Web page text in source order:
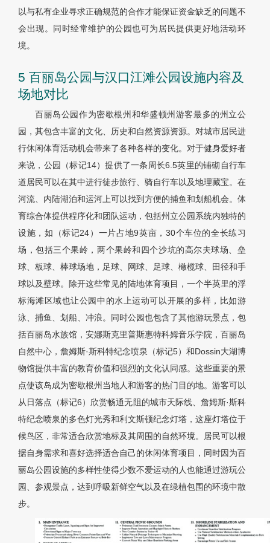
以与私有企业寻求正确规范的合作才能保证资金缺乏的问题不
会出现。同时经常维护的公园也可为居民提供更好地活动环
境。
5 百丽岛公园与汉口江滩公园设施内容及
场地对比
百丽岛公园作为密歇根州和华盛顿州游客最多的州立公
园，其包含丰富的文化、历史和自然资源资源。对城市居民进
行休闲体育活动机会带来了各种各样的变化。对于健身爱好者
来说，公园（标记14）提供了一条周长6.5英里的铺砌自行车
道居民可以在其中进行徒步旅行、骑自行车以及地理藏宝。在
河流、内陆湖泊和运河上可以找到方便的捕鱼和划船机会。体
育综合体提供程序化和团队运动，包括州立公园系统内独特的
设施，如（标记24）一片占地9英亩，30个车位的全长练习
场，包括三个果岭，两个果岭和四个沙坑的高尔夫球场、垒
球、板球、棒球场地，足球、网球、足球、橄榄球、田径和手
球以及壁球。除开这些常见的陆地体育项目，一个半英里的浮
标海滩区域也让公园中的水上运动可以开展的多样，比如游
泳、捕鱼、划船、冲浪。同时公园也包含了其他游玩景点，包
括百丽岛水族馆，安娜斯克里普斯惠特科姆音乐学院，百丽岛
自然中心，詹姆斯·斯科特纪念喷泉（标记5）和Dossin大湖博
物馆提供丰富的教育价值和强烈的文化认同感。这些重要的景
点使该岛成为密歇根州当地人和游客的热门目的地。游客可以
从日落点（标记6）欣赏畅通无阻的城市天际线、詹姆斯·斯科
特纪念喷泉的多色灯光秀和利文斯顿纪念灯塔，这座灯塔位于
候鸟区，非常适合欣赏地标及其周围的自然环境。居民可以根
据自身需求和喜好选择适合自己的休闲体育项目，同时因为百
丽岛公园设施的多样性使得少数不爱运动的人也能通过游玩公
园、参观景点，达到呼吸新鲜空气以及在绿植包围的环境中散
步。